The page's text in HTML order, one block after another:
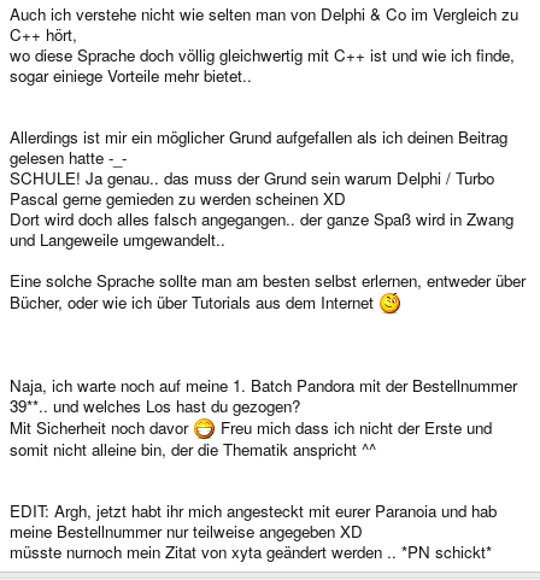
Auch ich verstehe nicht wie selten man von Delphi & Co im Vergleich zu
C++ hört,
wo diese Sprache doch völlig gleichwertig mit C++ ist und wie ich finde,
sogar einiege Vorteile mehr bietet..
Allerdings ist mir ein möglicher Grund aufgefallen als ich deinen Beitrag
gelesen hatte -_-
SCHULE! Ja genau.. das muss der Grund sein warum Delphi / Turbo
Pascal gerne gemieden zu werden scheinen XD
Dort wird doch alles falsch angegangen.. der ganze Spaß wird in Zwang
und Langeweile umgewandelt..
Eine solche Sprache sollte man am besten selbst erlernen, entweder über
Bücher, oder wie ich über Tutorials aus dem Internet
Naja, ich warte noch auf meine 1. Batch Pandora mit der Bestellnummer
39**.. und welches Los hast du gezogen?
Mit Sicherheit noch davor
Freu mich dass ich nicht der Erste und
somit nicht alleine bin, der die Thematik anspricht ^^
EDIT: Argh, jetzt habt ihr mich angesteckt mit eurer Paranoia und hab
meine Bestellnummer nur teilweise angegeben XD
müsste nurnoch mein Zitat von xyta geändert werden .. *PN schickt*